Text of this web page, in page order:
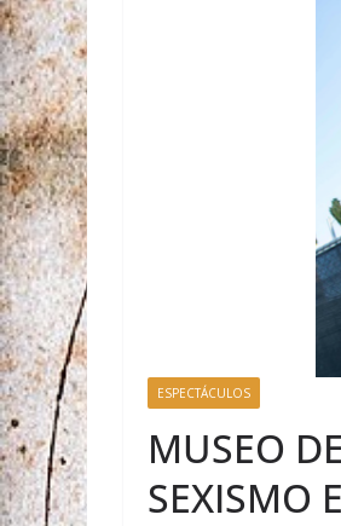
ESPECTÁCULOS
MUSEO
SEXISMO